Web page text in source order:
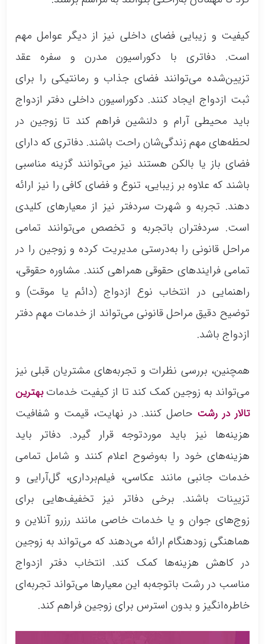
برگزاری مراسم عقد با سفره عقد تزیین‌شده
خدمات جانبی مانند عکاسی و فیلم‌برداری
کیفیت و زیبایی فضای داخلی نیز از دیگر عوامل مهم
است. دفاتری با دکوراسیون مدرن و سفره عقد
تزیین‌شده می‌توانند فضای جذاب و رمانتیکی را برای
ثبت ازدواج ایجاد کنند. دکوراسیون داخلی دفتر ازدواج
باید محیطی آرام و دلنشین فراهم کند تا زوجین در
لحظه‌های مهم زندگی‌شان راحت باشند. دفاتری که دارای
فضای باز یا بالکن هستند نیز می‌توانند گزینه مناسبی
باشند که علاوه بر زیبایی، تنوع و فضای کافی را نیز ارائه
دهند. تجربه و شهرت سردفتر نیز از معیارهای کلیدی
است. سردفتران باتجربه و تخصص می‌توانند تمامی
مراحل قانونی را به‌درستی مدیریت کرده و زوجین را در
تمامی فرایندهای حقوقی همراهی کنند. مشاوره حقوقی،
راهنمایی در انتخاب نوع ازدواج (دائم یا موقت) و
توضیح دقیق مراحل قانونی می‌تواند از خدمات مهم دفتر
ازدواج باشد.
همچنین، بررسی نظرات و تجربه‌های مشتریان قبلی نیز
می‌تواند به زوجین کمک کند تا از کیفیت خدماتبهترین
تالار در رشت حاصل کنند. در نهایت، قیمت و شفافیت
هزینه‌ها نیز باید موردتوجه قرار گیرد. دفاتر باید
هزینه‌های خود را به‌وضوح اعلام کنند و شامل تمامی
خدمات جانبی مانند عکاسی، فیلم‌برداری، گل‌آرایی و
تزیینات باشند. برخی دفاتر نیز تخفیف‌هایی برای
زوج‌های جوان و یا خدمات خاصی مانند رزرو آنلاین و
هماهنگی زودهنگام ارائه می‌دهند که می‌تواند به زوجین
در کاهش هزینه‌ها کمک کند. انتخاب دفتر ازدواج
مناسب در رشت باتوجه‌به این معیارها می‌تواند تجربه‌ای
خاطره‌انگیز و بدون استرس برای زوجین فراهم کند.